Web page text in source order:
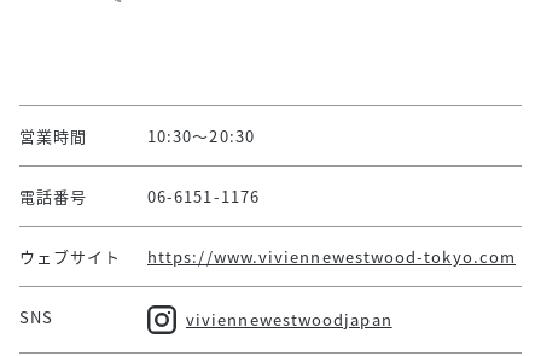
営業時間 10:30～20:30
電話番号 06-6151-1176
ウェブサイト https://www.viviennewestwood-tokyo.com
SNS viviennewestwoodjapan